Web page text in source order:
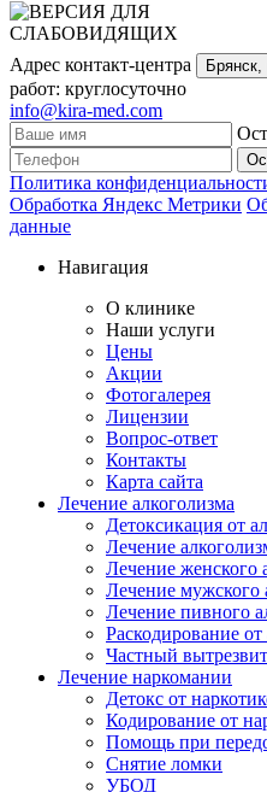
Адрес контакт-центра Брянск,
работ: круглосуточно
info@kira-med.com
Политика
Обработка Яндекс Метрики
данные
Навигация
О клинике
Наши услуги
Цены
Акции
Фотогалерея
Лицензии
Вопрос-ответ
Контакты
Карта сайта
Лечение алкоголизма
Детоксикация от
Лечение
Лечение женского
Лечение мужского
Лечение пивного
Раскодирование от
Частный
Лечение наркомании
Детокс от
Кодирование от
Помощь при
Снятие ломки
УБОД